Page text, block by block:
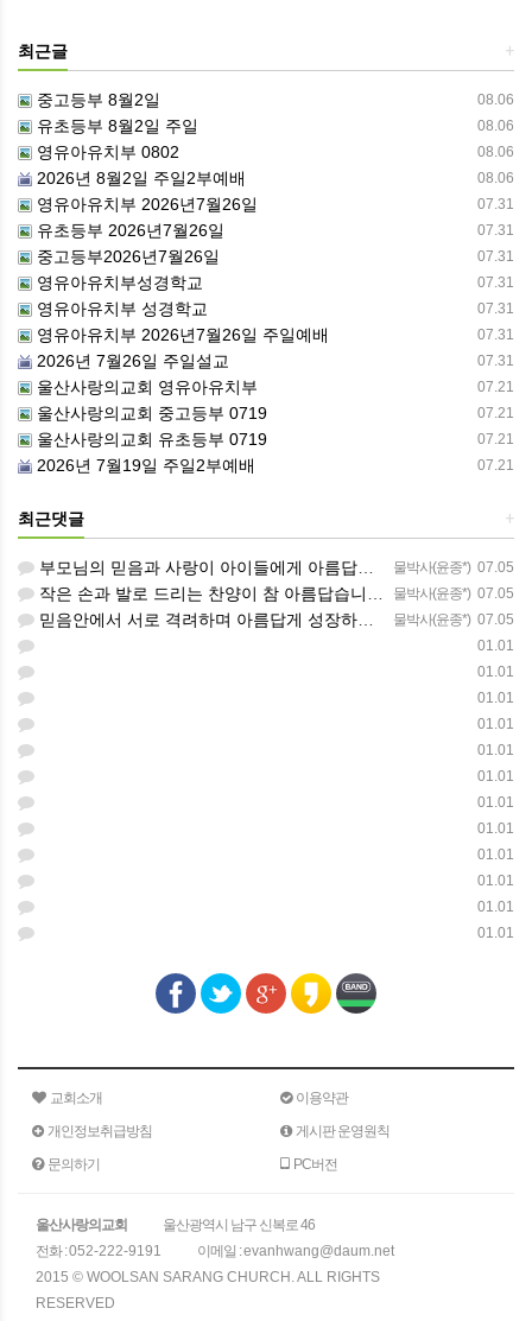
+
최근글
08.06
중고등부 8월2일
08.06
유초등부 8월2일 주일
08.06
영유아유치부 0802
08.06
2026년 8월2일 주일2부예배
07.31
영유아유치부 2026년7월26일
07.31
유초등부 2026년7월26일
07.31
중고등부2026년7월26일
07.31
영유아유치부성경학교
07.31
영유아유치부 성경학교
07.31
영유아유치부 2026년7월26일 주일예배
07.31
2026년 7월26일 주일설교
07.21
울산사랑의교회 영유아유치부
07.21
울산사랑의교회 중고등부 0719
07.21
울산사랑의교회 유초등부 0719
07.21
2026년 7월19일 주일2부예배
+
최근댓글
물박사(윤종*) 07.05
부모님의 믿음과 사랑이 아이들에게 아름답게 이어지길 축복합니다
물박사(윤종*) 07.05
작은 손과 발로 드리는 찬양이 참 아름답습니다 하나님의 사랑이 늘 함께하길 기도합니다
물박사(윤종*) 07.05
믿음안에서 서로 격려하며 아름답게 성장하는 중고등부가 되길 응원합니다
01.01
01.01
01.01
01.01
01.01
01.01
01.01
01.01
01.01
01.01
01.01
01.01
교회소개
이용약관
개인정보취급방침
게시판 운영원칙
문의하기
PC버전
울산사랑의교회
울산광역시 남구 신복로 46
전화 :052-222-9191 이메일 :evanhwang@daum.net
2015 © WOOLSAN SARANG CHURCH. ALL RIGHTS
RESERVED